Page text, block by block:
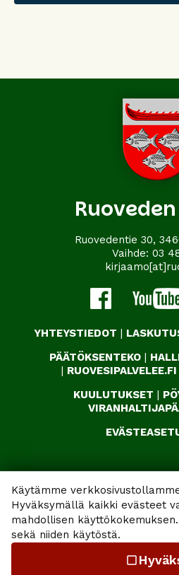
Käytämme
Hyväksymällä kaikki evästeet
mahdollisen käyttökokemuksen.
sekä niiden käytöstä.
check_box_outline_blank
Ruovedentie 30,
Vaihde: 03
YHTEYSTIEDOT |
PÄÄTÖKSENTEKO |
| RUOVESIPALVELEE.FI
KUULUTUKSET |